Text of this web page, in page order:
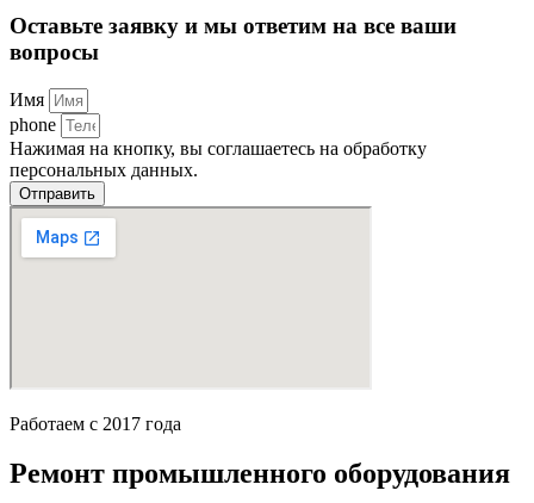
Оставьте заявку и мы ответим на все ваши
вопросы
Имя
phone
Нажимая на кнопку, вы соглашаетесь на обработку
персональных данных.
Отправить
Работаем с 2017 года
Ремонт промышленного оборудования